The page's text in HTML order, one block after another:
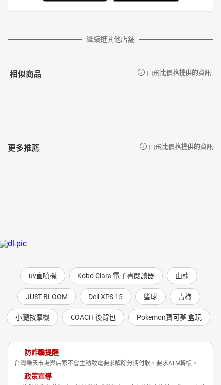
繼續逛其他店舖
相似商品 由飛比價格提供的資訊
更多推薦 由飛比價格提供的資訊
uv直噴機 Kobo Clara 電子書閱讀器 山蘇
JUST BLOOM Dell XPS 15 籃球 青梅
小腿按摩機 COACH 後背包 Pokemon寶可夢 盒玩
防詐騙提醒
台灣樂天市場與店家不會主動致電要求解除分期付款、要求ATM轉帳。
政策宣導